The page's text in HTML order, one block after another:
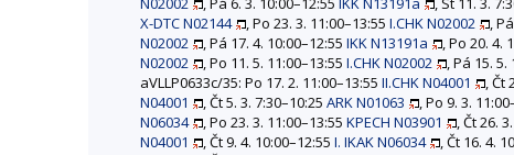
X-DTC N02144
, Po 23. 3. 11:00–13:55 I.CHK N02002 ,
N02002
, Pá 17. 4. 10:00–12:55 IKK N13191a , Po 20. 4.
N02002
, Po 11. 5. 11:00–13:55 I.CHK N02002 , Pá 15. 5.
aVLLP0633c/35: Po 17. 2. 11:00–13:55 II.CHK N04001 , Čt
N04001
, Čt 5. 3. 7:30–10:25 ARK N01063 , Po 9. 3.
N06034
, Po 23. 3. 11:00–13:55 KPECH N03901 , Čt 26.
N04001
, Čt 9. 4. 10:00–12:55 I. IKAK N06034 , Čt 16. 4.